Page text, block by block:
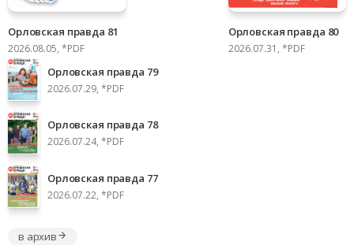
Орловская правда 81
2026.08.05, *PDF
Орловская правда 80
2026.07.31, *PDF
Орловская правда 79
2026.07.29, *PDF
Орловская правда 78
2026.07.24, *PDF
Орловская правда 77
2026.07.22, *PDF
в архив